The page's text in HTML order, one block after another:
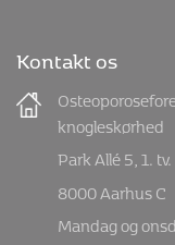
Kontakt os
knogleskørhed
Park Allé 5, 1. tv.
8000 Aarhus C
Mandag og